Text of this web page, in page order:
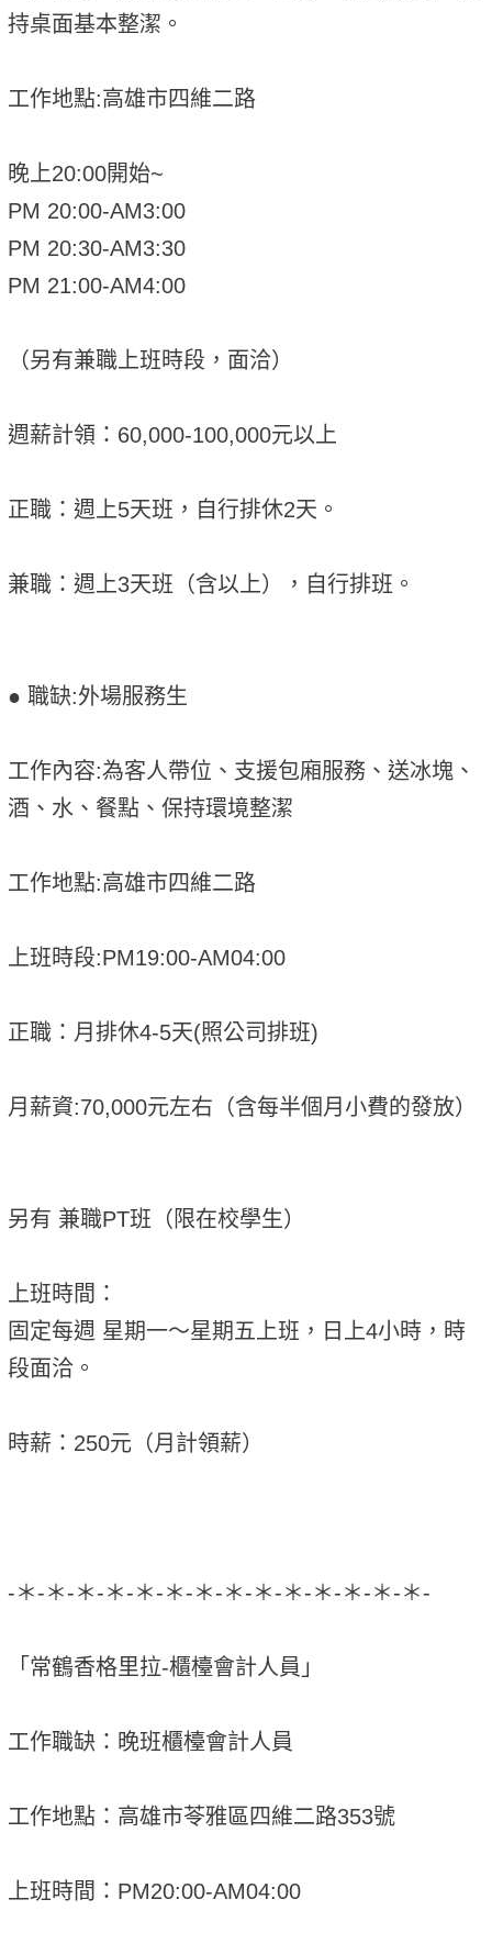
持桌面基本整潔。
工作地點:高雄市四維二路
晚上20:00開始~
PM 20:00-AM3:00
PM 20:30-AM3:30
PM 21:00-AM4:00
（另有兼職上班時段，面洽）
週薪計領：60,000-100,000元以上
正職：週上5天班，自行排休2天。
兼職：週上3天班（含以上），自行排班。
● 職缺:外場服務生
工作內容:為客人帶位、支援包廂服務、送冰塊、
酒、水、餐點、保持環境整潔
工作地點:高雄市四維二路
上班時段:PM19:00-AM04:00
正職：月排休4-5天(照公司排班)
月薪資:70,000元左右（含每半個月小費的發放）
另有 兼職PT班（限在校學生）
上班時間：
固定每週 星期一～星期五上班，日上4小時，時
段面洽。
時薪：250元（月計領薪）
-＊-＊-＊-＊-＊-＊-＊-＊-＊-＊-＊-＊-＊-＊-
「常鶴香格里拉-櫃檯會計人員」
工作職缺：晚班櫃檯會計人員
工作地點：高雄市苓雅區四維二路353號
上班時間：PM20:00-AM04:00